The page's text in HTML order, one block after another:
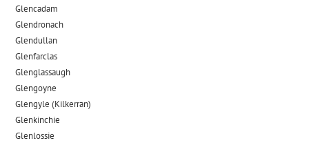
Glencadam
Glendronach
Glendullan
Glenfarclas
Glenglassaugh
Glengoyne
Glengyle (Kilkerran)
Glenkinchie
Glenlossie